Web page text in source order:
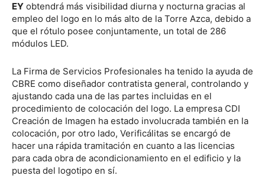
EY obtendrá más visibilidad diurna y nocturna gracias al
empleo del logo en lo más alto de la Torre Azca, debido a
que el rótulo posee conjuntamente, un total de 286
módulos LED.
La Firma de Servicios Profesionales ha tenido la ayuda de
CBRE como diseñador contratista general, controlando y
ajustando cada una de las partes incluidas en el
procedimiento de colocación del logo. La empresa CDI
Creación de Imagen ha estado involucrada también en la
colocación, por otro lado, Verificálitas se encargó de
hacer una rápida tramitación en cuanto a las licencias
para cada obra de acondicionamiento en el edificio y la
puesta del logotipo en sí.